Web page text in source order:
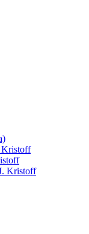
Kristoff
Kristoff